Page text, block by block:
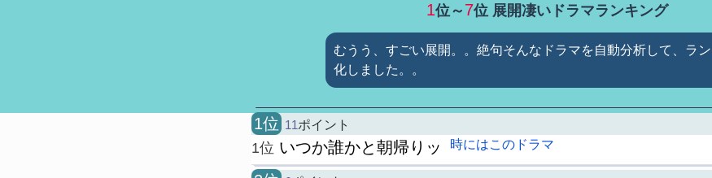
1位～ 7位 展開凄いドラマランキング
むうう、すごい展開。。絶句そんなドラマを自動分析して、ラ
化しました。。
1位 11ポイント
1位 いつか誰かと朝帰りッ 時にはこのドラマ